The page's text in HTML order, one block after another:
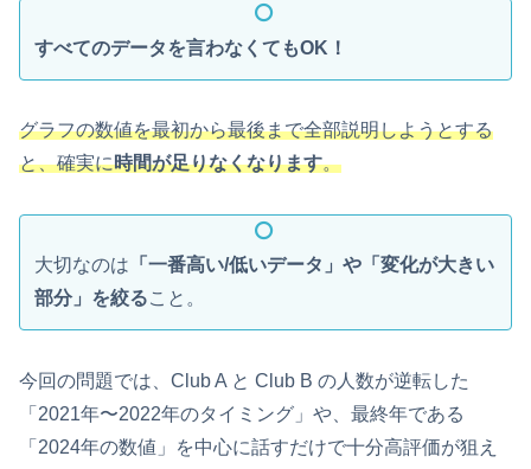
すべてのデータを言わなくてもOK！
グラフの数値を最初から最後まで全部説明しようとする
と、確実に時間が足りなくなります。
大切なのは 「一番高い/低いデータ」や「変化が大きい
部分」を絞ること。
今回の問題では、Club A と Club B の人数が逆転した
「2021年〜2022年のタイミング」や、最終年である
「2024年の数値」を中心に話すだけで十分高評価が狙え